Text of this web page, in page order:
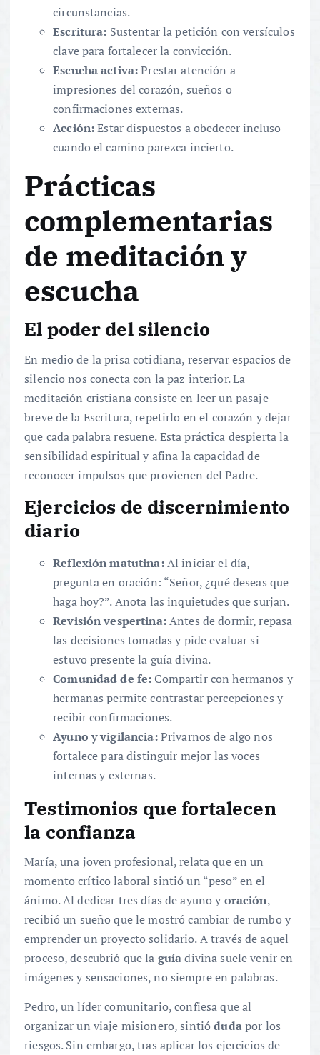
circunstancias.
Escritura: Sustentar la petición con versículos
clave para fortalecer la convicción.
Escucha activa:Prestar atención a
impresiones del corazón, sueños o
confirmaciones externas.
Acción:Estar dispuestos a obedecer incluso
cuando el camino parezca incierto.
Prácticas
complementarias
de meditación y
escucha
El poder del silencio
En medio de la prisa cotidiana, reservar espacios de
silencio nos conecta con lapaz interior. La
meditación cristiana consiste en leer un pasaje
breve de la Escritura, repetirlo en el corazón y dejar
que cada palabra resuene. Esta práctica despierta la
sensibilidad espiritual y afina la capacidad de
reconocer impulsos que provienen del Padre.
Ejercicios de discernimiento
diario
Reflexión matutina:Al iniciar el día,
pregunta en oración: “Señor, ¿qué deseas que
haga hoy?”. Anota las inquietudes que surjan.
Revisión vespertina:Antes de dormir, repasa
las decisiones tomadas y pide evaluar si
estuvo presente la guía divina.
Comunidad de fe: Compartir con hermanos y
hermanas permite contrastar percepciones y
recibir confirmaciones.
Ayuno y vigilancia:Privarnos de algo nos
fortalece para distinguir mejor las voces
internas y externas.
Testimonios que fortalecen
la confianza
María, una joven profesional, relata que en un
momento crítico laboral sintió un “peso” en el
ánimo. Al dedicar tres días de ayuno y oración,
recibió un sueño que le mostró cambiar de rumbo y
emprender un proyecto solidario. A través de aquel
proceso, descubrió que la guíadivina suele venir en
imágenes y sensaciones, no siempre en palabras.
Pedro, un líder comunitario, confiesa que al
organizar un viaje misionero, sintiódudapor los
riesgos. Sin embargo, tras aplicar los ejercicios de